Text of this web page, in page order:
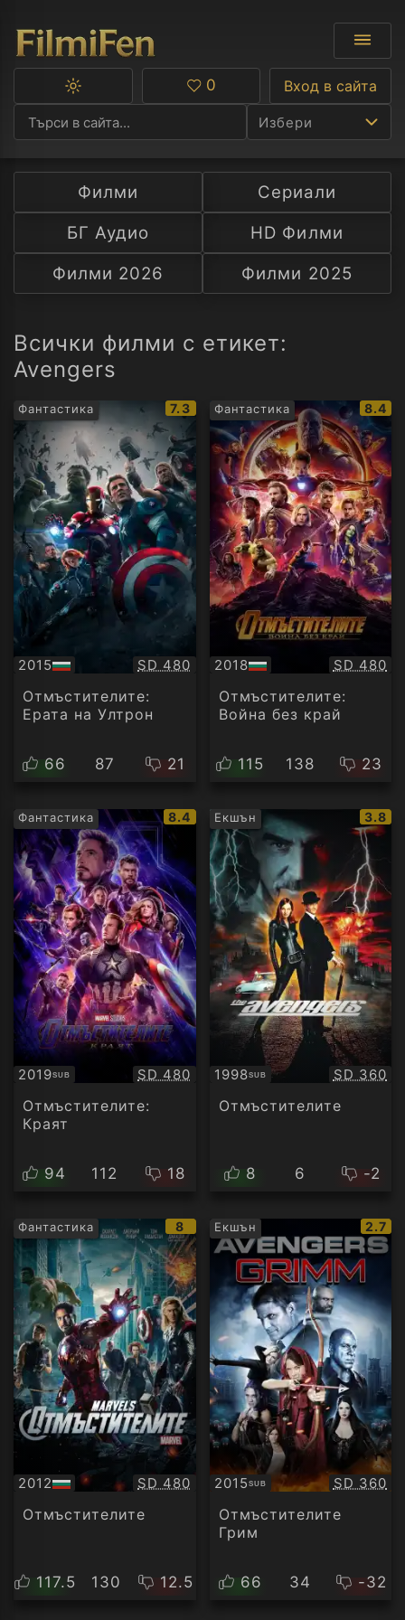
Избери
Ф
С
А
Превключване
тъмна
тема
Любими
0 Вход в сайта
Филми
Сериали
БГ Аудио
HD Филми
Филми 2026
Филми 2025
Всички филми с етикет:
Avengers
Фантастика
IMDb
рейтинг:
7.3
2015
БГ
аудио
Качество:
SD 480
Отмъстителите:
Ерата на Ултрон
66 87 21
Фантастика
IMDb
8.4
2018
БГ
аудио
SD 480
Отмъстителите:
Война без край
115 138 23
Фантастика
IMDb
рейтинг:
8.4
2019SUB
Субтитри Качество:
SD 480
Отмъстителите:
Краят
94 112 18
Екшън
IMDb
3.8
1998SUB
Субтитри SD 360
Отмъстителите
8 6 -2
Фантастика
IMDb
рейтинг:
8
2012
БГ
аудио
Качество:
SD 480
Отмъстителите
117.5 130 12.5
Екшън
IMDb
2.7
2015SUB
Субтитри SD 360
Отмъстителите
Грим
66 34 -32